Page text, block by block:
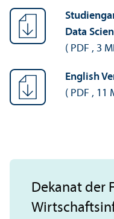
Data
( PDF , 3
English
( PDF , 11
Dekanat der